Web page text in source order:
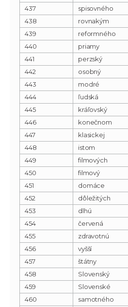
437 spisovného
438
rovnakým
439
reformného
440
priamy
441
perzský
442
osobný
443
modré
444
ľudská
445
kráľovský
446
konečnom
447
klasickej
448
istom
449
filmových
450
filmový
451
domáce
452
dôležitých
453
dlhú
454
červená
455
zdravotnú
456
vyšší
457
štátny
458
Slovenský
459
Slovenské
460
samotného